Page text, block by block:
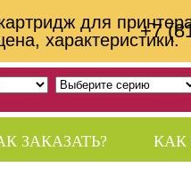
для
характеристики.
+7
ЗАКАЗАТЬ? КАК